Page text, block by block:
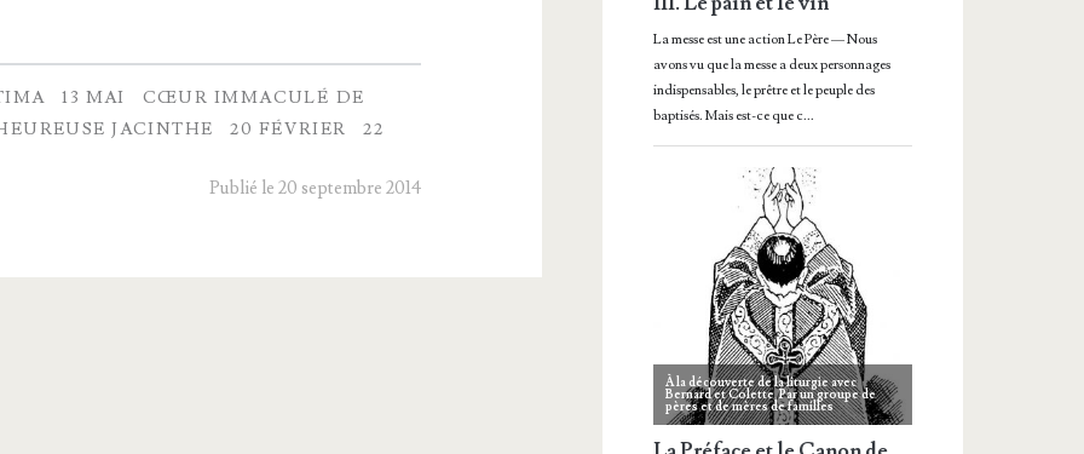
13 MAI
CŒUR IMMACULÉ DE
JACINTHE
20 FÉVRIER 22
Publié le 20 septembre 2014